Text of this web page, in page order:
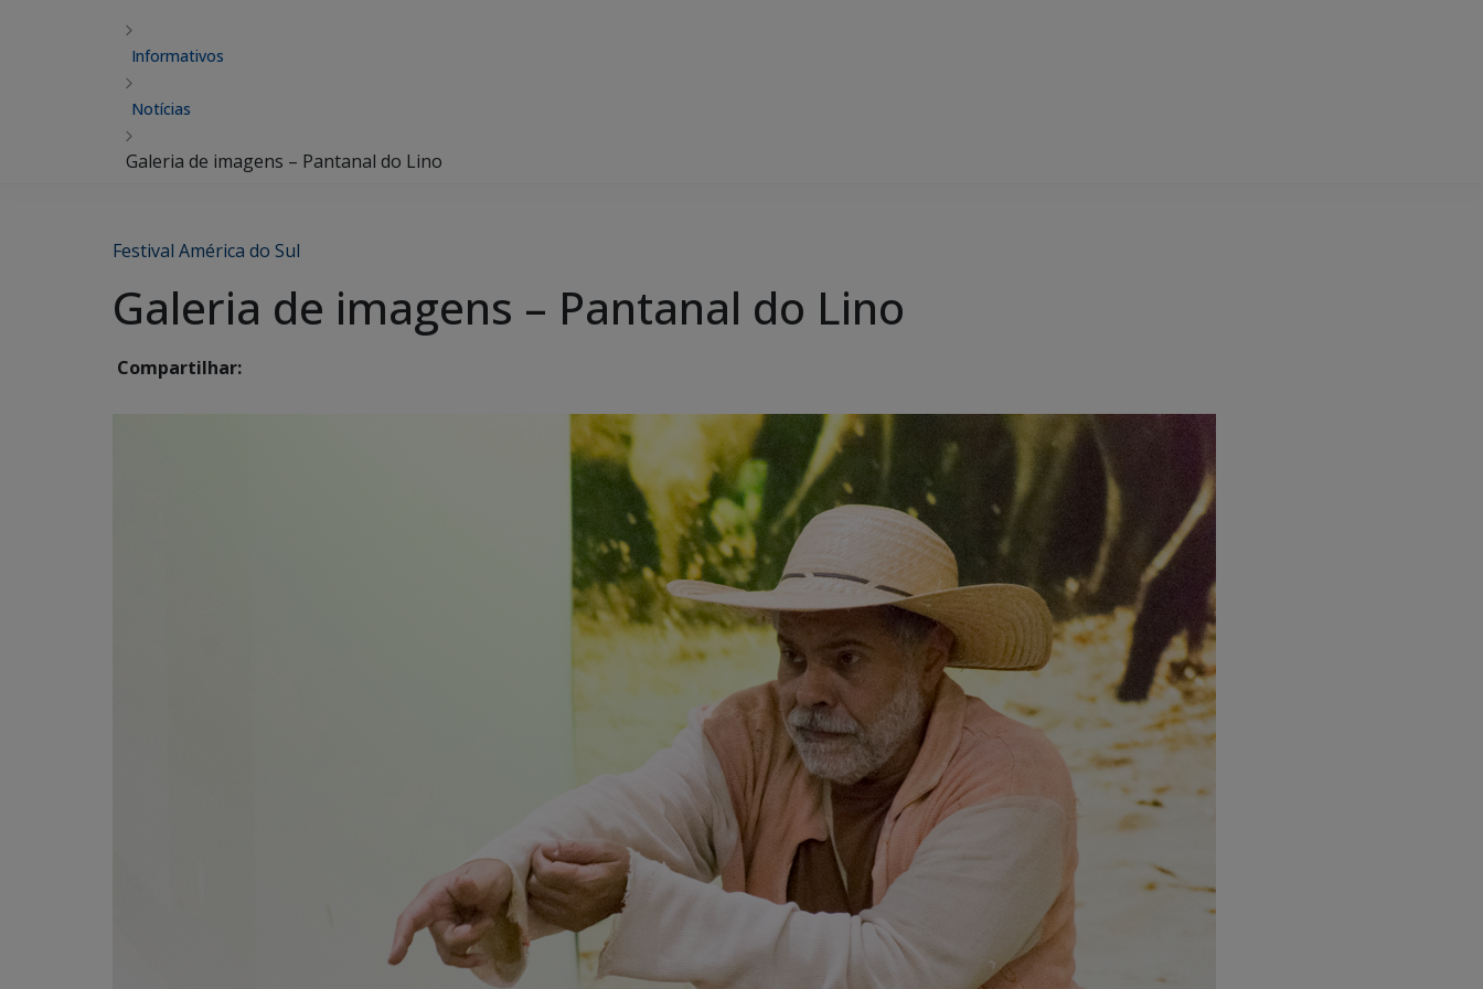
Informativos
Notícias
Galeria de imagens – Pantanal do Lino
Festival América do Sul
Galeria de imagens – Pantanal do Lino
Compartilhar: